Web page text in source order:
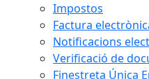
Impostos
Factura
Notificacions
Verificació de
Finestreta Única